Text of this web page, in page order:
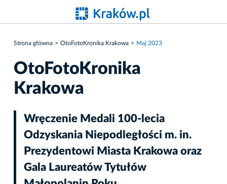
Strona główna OtoFotoKronika Krakowa Maj 2023
OtoFotoKronika
Krakowa
Wręczenie Medali 100-lecia
Odzyskania Niepodległości m. in.
Prezydentowi Miasta Krakowa oraz
Gala Laureatów Tytułów